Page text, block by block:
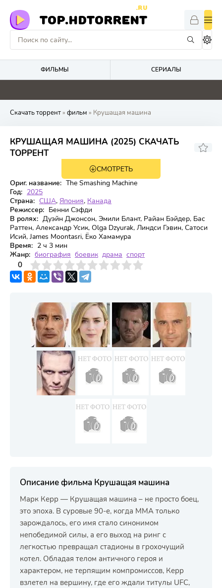
TOP.HDTORRENT
.RU
ФИЛЬМЫ СЕРИАЛЫ
5.2 5.1 4.1 2.2
Скачать торрент» фильм » Крушащая машина
КРУШАЩАЯ МАШИНА (2025) СКАЧАТЬ
ТОРРЕНТ
СМОТРЕТЬ
Ориг. название: The Smashing Machine
Год: 2025
Страна: США, Япония, Канада
Режиссер: Бенни Сэфди
В ролях: Дуэйн Джонсон, Эмили Блант, Райан Бэйдер, Бас
Раттен, Александр Усик, Olga Dzyurak, Линдси Гэвин, Сатоси
Исий, James Moontasri, Ёко Хамамура
Время: 2 ч 3 мин
Жанр: биография боевик драма спорт
0
4 6 7 8 9 10
Описание фильма Крушащая машина
Марк Керр — Крушащая машина – не просто боец,
это эпоха. В суровые 90-е, когда MMA только
зарождалось, его имя стало синонимом
непобедимой силы, а его выход на ринг с
легкостью превращал стадионы в грохочущий
котел. Обладая телом античного героя и
характером, не терпящим компромиссов, Керр
взлетел на вершину, где его ждали титулы UFC,